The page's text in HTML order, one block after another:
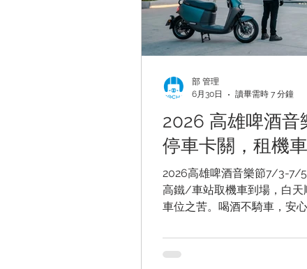
2026 高雄啤酒音
停車卡關，租機
2026高雄啤酒音樂節7/3-7/5
高鐵/車站取機車到場，白天
車位之苦。喝酒不騎車，安心
部 管理
6月30日
讀畢需時 7 分鐘